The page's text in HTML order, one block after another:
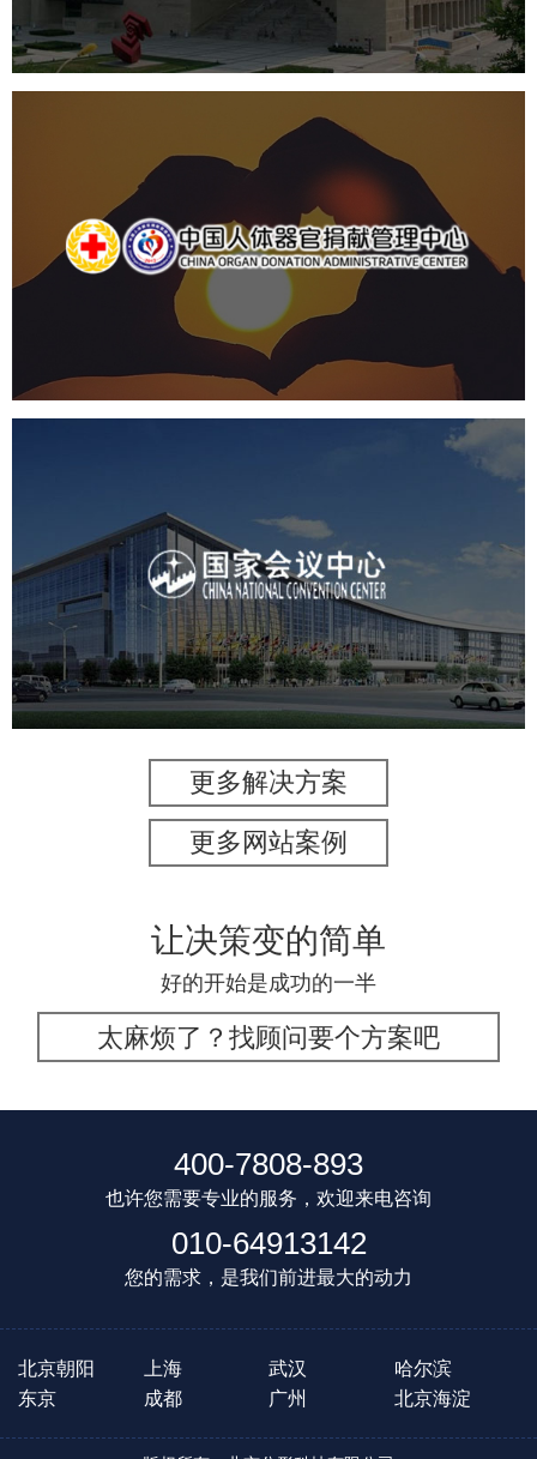
产品展厅设计
中国人体器官捐献管理中心
国企 品牌官网 网站建设
国家会议中心
专业服务 网站建设 网站设计
更多解决方案
更多网站案例
让决策变的简单
好的开始是成功的一半
太麻烦了？找顾问要个方案吧
400-7808-893
也许您需要专业的服务，欢迎来电咨询
010-64913142
您的需求，是我们前进最大的动力
北京朝阳 上海 武汉
哈尔滨
东京
成都 广州 北京海淀